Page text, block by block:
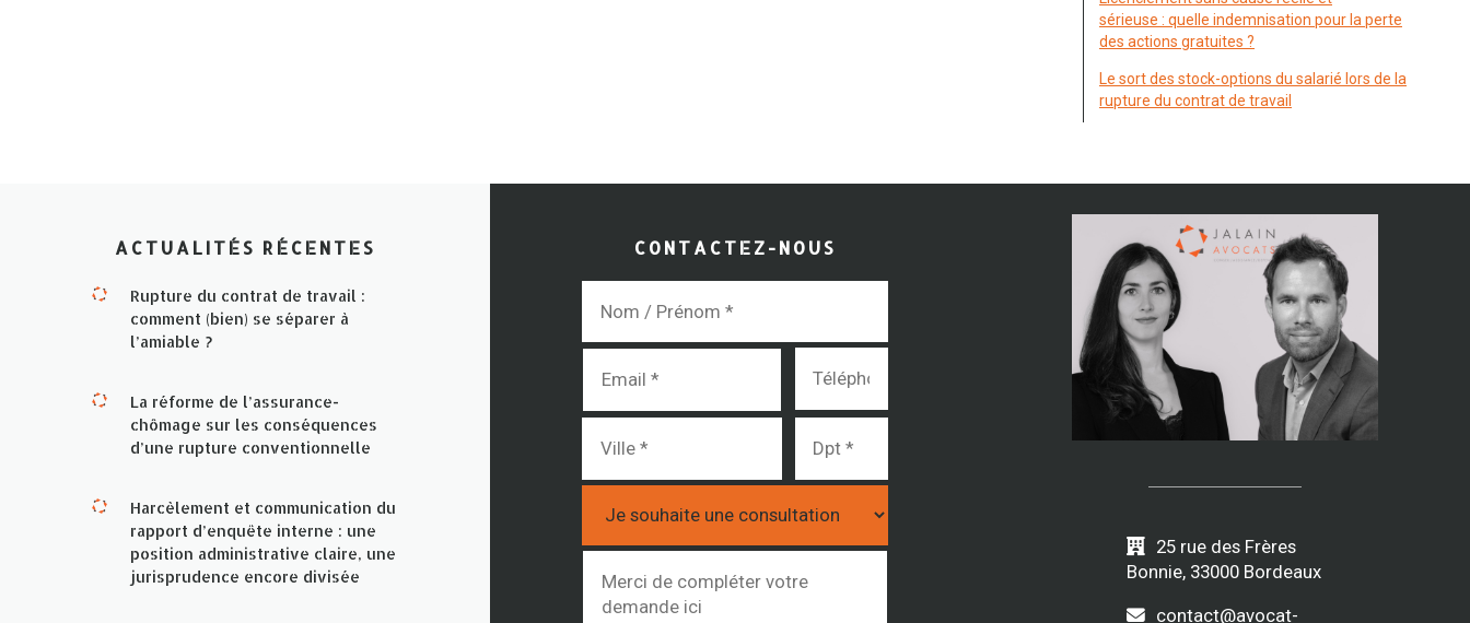
sérieuse : quelle indemnisation pour la perte
des actions gratuites ?
Le sort des stock-options du salarié lors de la
rupture du contrat de travail
ACTUALITÉS RÉCENTES
Rupture du contrat de travail :
comment (bien) se séparer à
l’amiable ?
La réforme de l’assurance-
chômage sur les conséquences
d’une rupture conventionnelle
Harcèlement et communication du
rapport d’enquête interne : une
position administrative claire, une
jurisprudence encore divisée
CONTACTEZ-NOUS
25 rue des Frères
Bonnie, 33000 Bordeaux
contact@avocat-